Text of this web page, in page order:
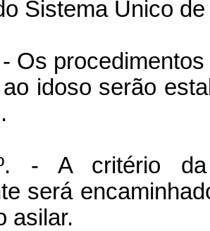
Sistema Único
- Os
idoso serão
- A critério da
será
asilar.